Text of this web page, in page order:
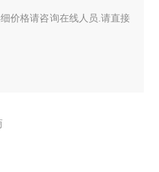
价格请咨询在线人员.请直接